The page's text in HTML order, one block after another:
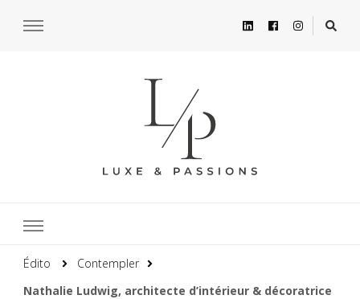
Édito
Contempler
Nathalie Ludwig, architecte d’intérieur & décoratrice